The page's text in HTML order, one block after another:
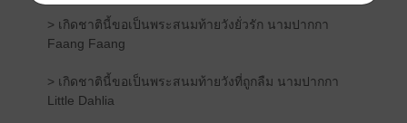
> เกิดชาตินี้ขอเป็นพระสนมท้ายวังยั่วรัก นามปากกา
Faang Faang
> เกิดชาตินี้ขอเป็นพระสนมท้ายวังที่ถูกลืม นามปากกา
Little Dahlia